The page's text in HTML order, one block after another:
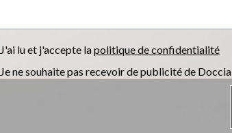
J'ai lu et j'accepte lapolitique de confidentialité
Je ne souhaite pas recevoir de publicité de Doccia